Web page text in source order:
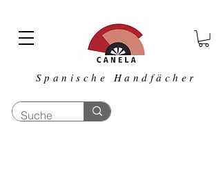
Spanische Handfächer